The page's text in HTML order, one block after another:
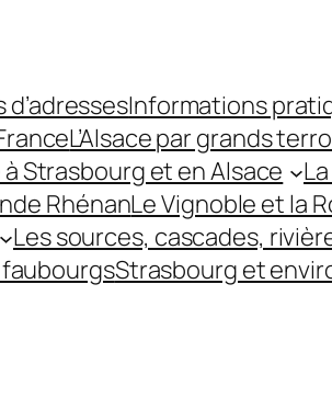
Informations
L’Alsace par grands
à Strasbourg et en Alsace
RhénanLe Vignoble et la
Les sources, cascades,
Strasbourg et